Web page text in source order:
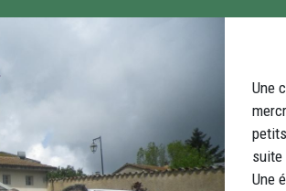
Une
suite
Une